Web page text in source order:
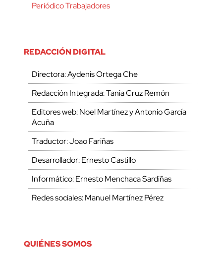
Periódico Trabajadores
REDACCIÓN DIGITAL
Directora: Aydenis Ortega Che
Redacción Integrada: Tania Cruz Remón
Editores web: Noel Martínez y Antonio García
Acuña
Traductor: Joao Fariñas
Desarrollador: Ernesto Castillo
Informático: Ernesto Menchaca Sardiñas
Redes sociales: Manuel Martínez Pérez
QUIÉNES SOMOS